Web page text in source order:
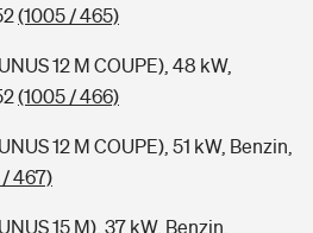
(1005 / 465)
12 M COUPE), 48 kW,
(1005 / 466)
12 M COUPE), 51 kW, Benzin,
/ 467)
15 M), 37 kW, Benzin,